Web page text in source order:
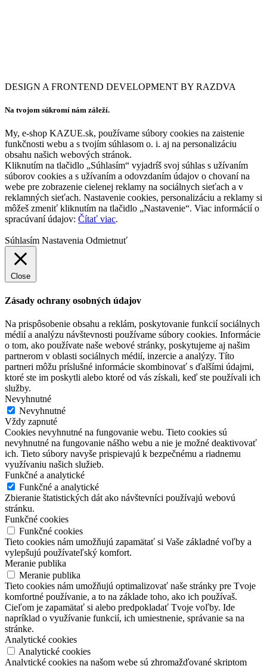
DESIGN A FRONTEND DEVELOPMENT BY RAZDVA
Na tvojom súkromí nám záleží.
My, e-shop KAZUE.sk, používame súbory cookies na zaistenie
funkčnosti webu a s tvojím súhlasom o. i. aj na personalizáciu
obsahu našich webových stránok.
Kliknutím na tlačidlo „Súhlasím“ vyjadríš svoj súhlas s užívaním
súborov cookies a s užívaním a odovzdaním údajov o chovaní na
webe pre zobrazenie cielenej reklamy na sociálnych sieťach a v
reklamných sieťach. Nastavenie cookies, personalizáciu a reklamy si
môžeš zmeniť kliknutím na tlačidlo „Nastavenie“. Viac informácií o
spracúvaní údajov: Čítať viac.
Súhlasím Nastavenia Odmietnuť
Close
Zásady ochrany osobných údajov
Na prispôsobenie obsahu a reklám, poskytovanie funkcií sociálnych
médií a analýzu návštevnosti používame súbory cookies. Informácie
o tom, ako používate naše webové stránky, poskytujeme aj našim
partnerom v oblasti sociálnych médií, inzercie a analýzy. Títo
partneri môžu príslušné informácie skombinovať s ďalšími údajmi,
ktoré ste im poskytli alebo ktoré od vás získali, keď ste používali ich
služby.
Nevyhnutné
Nevyhnutné
Vždy zapnuté
Cookies nevyhnutné na fungovanie webu. Tieto cookies sú
nevyhnutné na fungovanie nášho webu a nie je možné deaktivovať
ich. Tieto súbory navyše prispievajú k bezpečnému a riadnemu
využívaniu našich služieb.
Funkčné a analytické
Funkčné a analytické
Zbieranie štatistických dát ako návštevníci používajú webovú
stránku.
Funkčné cookies
Funkčné cookies
Tieto cookies nám umožňujú zapamätať si Vaše základné voľby a
vylepšujú používateľský komfort.
Meranie publika
Meranie publika
Tieto cookies nám umožňujú optimalizovať naše stránky pre Tvoje
komfortné používanie, a to na základe toho, ako ich používaš.
Cieľom je zapamätať si alebo predpokladať Tvoje voľby. Ide
napríklad o využívanie funkcií, ich umiestnenie, správanie sa na
stránke.
Analytické cookies
Analytické cookies
Analytické cookies na našom webe sú zhromažďované skriptom